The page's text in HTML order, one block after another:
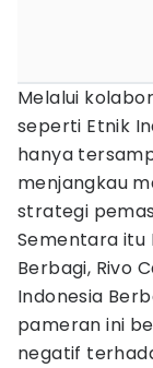
Melalui
seperti Etnik
hanya
menjangkau
strategi
Sementara itu
Berbagi, Rivo
Indonesia
pameran ini
negatif